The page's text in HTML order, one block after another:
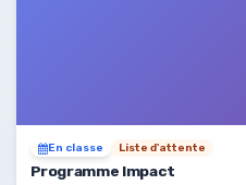
En classe Liste d'attente
Programme Impact